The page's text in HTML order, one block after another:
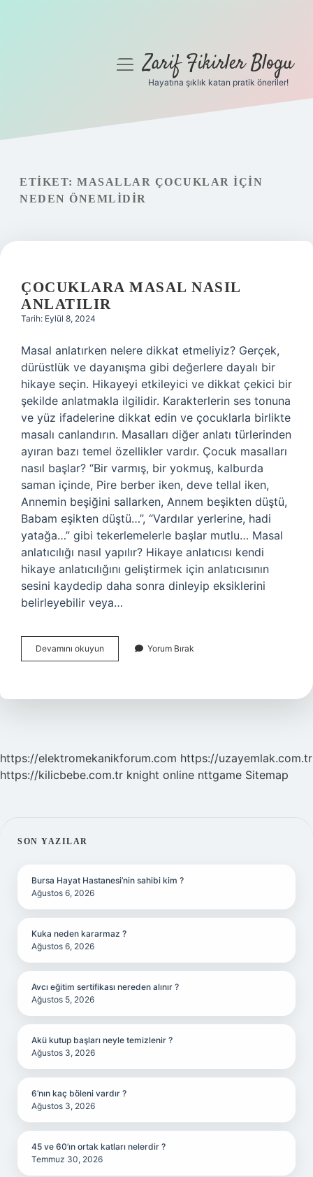
Gizlilik Politikası
Hakkımızda
menüyüZarif Fikirler Blogu
Hayatına şıklık katan pratik öneriler!
ETIKET: MASALLAR ÇOCUKLAR IÇIN
NEDEN ÖNEMLIDIR
ÇOCUKLARA MASAL NASIL
ANLATILIR
Tarih: Eylül 8, 2024
Masal anlatırken nelere dikkat etmeliyiz? Gerçek,
dürüstlük ve dayanışma gibi değerlere dayalı bir
hikaye seçin. Hikayeyi etkileyici ve dikkat çekici bir
şekilde anlatmakla ilgilidir. Karakterlerin ses tonuna
ve yüz ifadelerine dikkat edin ve çocuklarla birlikte
masalı canlandırın. Masalları diğer anlatı türlerinden
ayıran bazı temel özellikler vardır. Çocuk masalları
nasıl başlar? “Bir varmış, bir yokmuş, kalburda
saman içinde, Pire berber iken, deve tellal iken,
Annemin beşiğini sallarken, Annem beşikten düştü,
Babam eşikten düştü…”, “Vardılar yerlerine, hadi
yatağa…” gibi tekerlemelerle başlar mutlu… Masal
anlatıcılığı nasıl yapılır? Hikaye anlatıcısı kendi
hikaye anlatıcılığını geliştirmek için anlatıcısının
sesini kaydedip daha sonra dinleyip eksiklerini
belirleyebilir veya…
Devamını okuyun Çocuklara
Masal
Yorum Bırak
https://elektromekanikforum.com https://uzayemlak.com.tr
https://kilicbebe.com.tr knight online nttgame Sitemap
SIDEBAR
SON YAZILAR
Bursa Hayat Hastanesi’nin sahibi kim ?
Ağustos 6, 2026
Kuka neden kararmaz ?
Ağustos 6, 2026
Avcı eğitim sertifikası nereden alınır ?
Ağustos 5, 2026
Akü kutup başları neyle temizlenir ?
Ağustos 3, 2026
6’nın kaç böleni vardır ?
Ağustos 3, 2026
45 ve 60’ın ortak katları nelerdir ?
Temmuz 30, 2026